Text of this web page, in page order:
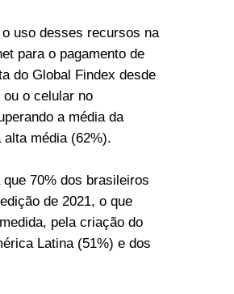
uso desses recursos na
para o pagamento de
do Global Findex desde
o celular no
a média da
média (62%).
70% dos brasileiros
de 2021, o que
pela criação do
Latina (51%) e dos